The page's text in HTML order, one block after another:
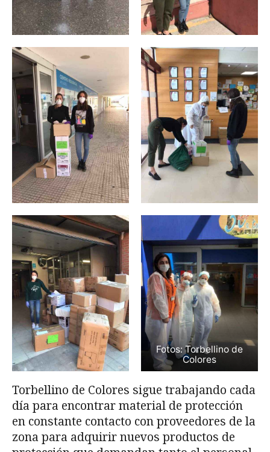
Fotos: Torbellino de
Colores
Torbellino de Colores sigue trabajando cada
día para encontrar material de protección
en constante contacto con proveedores de la
zona para adquirir nuevos productos de